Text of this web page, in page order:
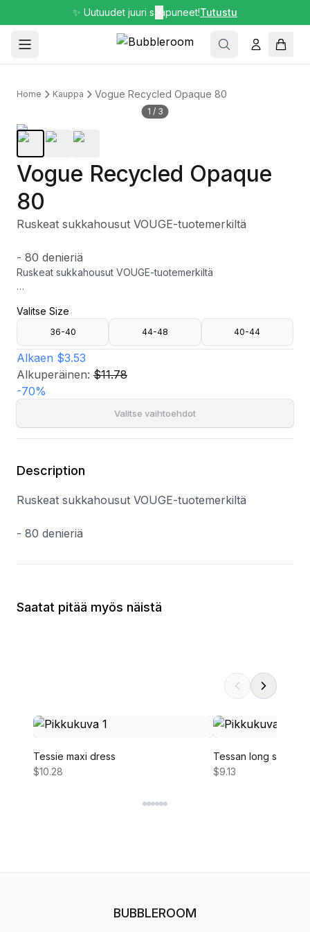
✨ Uutuudet juuri saapuneet!Tutustu
Home Kauppa Vogue Recycled Opaque 80
1 / 3
Vogue Recycled Opaque
80
Ruskeat sukkahousut VOUGE-tuotemerkiltä
- 80 denieriä
Ruskeat sukkahousut VOUGE-tuotemerkiltä
Valitse Size
36-40 44-48 40-44
Alkaen $3.53
Alkuperäinen: $11.78
-70%
Valitse vaihtoehdot
Description
Ruskeat sukkahousut VOUGE-tuotemerkiltä
- 80 denieriä
Saatat pitää myös näistä
Tessie maxi dress
$10.28
Tessan long sleeve
$9.13
BUBBLEROOM